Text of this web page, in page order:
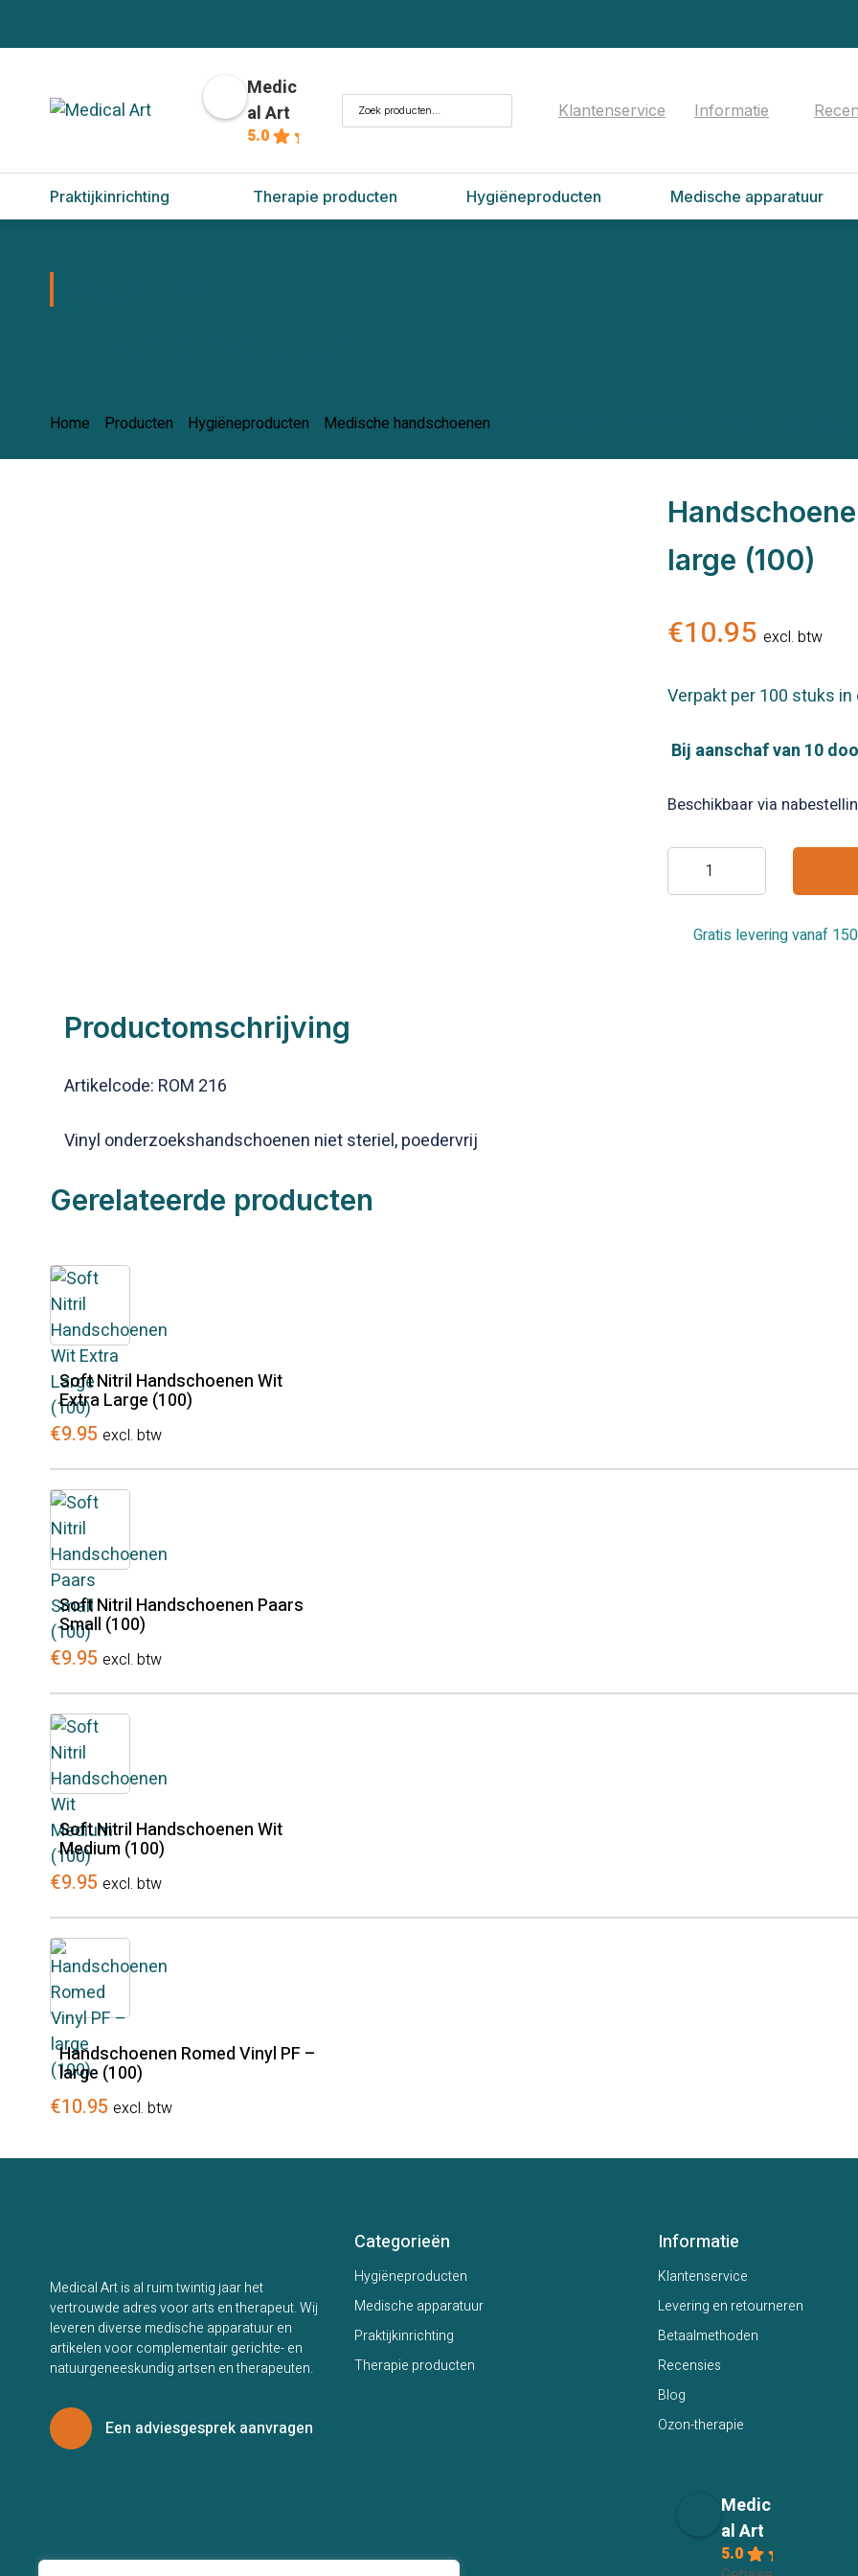
Medic
al Art
5.0
Zoeken
naar:
Klantenservice Informatie
Praktijkinrichting Therapie producten Hygiëneproducten Medische apparatuur
Home Producten Hygiëneproducten Medische handschoenen
large (100)
€10.95 excl. btw
Verpakt per 100 stuks
Bij aanschaf van 10
Beschikbaar via
Handschoenen
Gratis levering vanaf
Productomschrijving
Artikelcode: ROM 216
Vinyl onderzoekshandschoenen niet steriel, poedervrij
Gerelateerde producten
Soft Nitril Handschoenen Wit
Extra Large (100)
€9.95 excl. btw
Soft Nitril Handschoenen Paars
Small (100)
€9.95 excl. btw
Soft Nitril Handschoenen Wit
Medium (100)
€9.95 excl. btw
Handschoenen Romed Vinyl PF –
large (100)
€10.95 excl. btw
Medical Art is al ruim twintig jaar het
vertrouwde adres voor arts en therapeut. Wij
leveren diverse medische apparatuur en
artikelen voor complementair gerichte- en
natuurgeneeskundig artsen en therapeuten.
Een adviesgesprek aanvragen
Categorieën
Hygiëneproducten
Medische apparatuur
Praktijkinrichting
Therapie producten
Informatie
Klantenservice
Levering en retourneren
Betaalmethoden
Recensies
Blog
Ozon-therapie
Medic
al Art
5.0